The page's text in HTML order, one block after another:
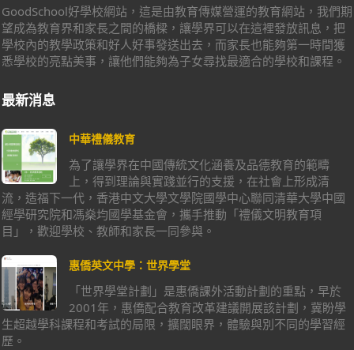
GoodSchool好學校網站，這是由教育傳媒營運的教育網站，我們期
望成為教育界和家長之間的橋樑，讓學界可以在這裡發放訊息，把
學校內的教學政策和好人好事發送出去，而家長也能夠第一時間獲
悉學校的亮點美事，讓他們能夠為子女尋找最適合的學校和課程。
最新消息
中華禮儀教育
為了讓學界在中國傳統文化涵養及品德教育的範疇
上，得到理論與實踐並行的支援，在社會上形成清
流，造福下一代，香港中文大學文學院國學中心聯同清華大學中國
經學研究院和馮燊均國學基金會，攜手推動「禮儀文明教育項
目」，歡迎學校、教師和家長一同參與。
惠僑英文中學：世界學堂
「世界學堂計劃」是惠僑課外活動計劃的重點，早於
2001年，惠僑配合教育改革建議開展該計劃，冀盼學
生超越學科課程和考試的局限，擴闊眼界，體驗與別不同的學習經
歷。